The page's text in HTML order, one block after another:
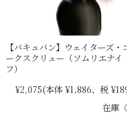
【バキュバン】ウェイターズ・
ークスクリュー（ソムリエナイ
フ）
¥2,075(本体 ¥1,886、税
在庫